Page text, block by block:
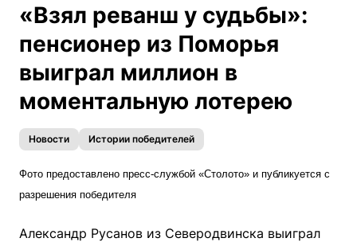
«Взял реванш у судьбы»:
пенсионер из Поморья
выиграл миллион в
моментальную лотерею
Новости Истории победителей
Фото предоставлено пресс-службой «Столото» и публикуется с
разрешения победителя
Александр Русанов из Северодвинска выиграл